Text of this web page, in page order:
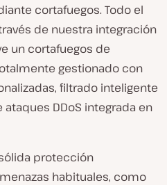
cortafuegos. Todo el
de nuestra integración
un cortafuegos de
gestionado con
filtrado inteligente
DDoS integrada en
protección
habituales, como